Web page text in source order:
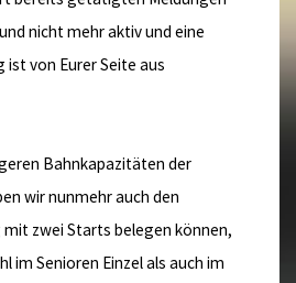
nicht mehr aktiv und eine
ist von Eurer Seite aus
Bahnkapazitäten der
wir nunmehr auch den
zwei Starts belegen können,
im Senioren Einzel als auch im